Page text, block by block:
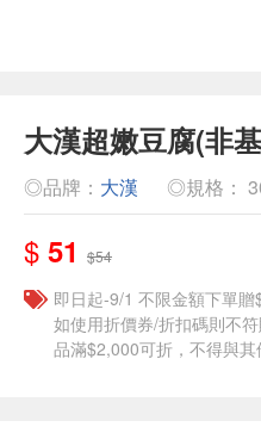
大漢超嫩豆腐(非
◎品牌： 大漢 ◎規格：
$ 51 $54
即日起-9/1 不限金額下單
如使用折價券/折扣碼則不
品滿$2,000可折，不得與